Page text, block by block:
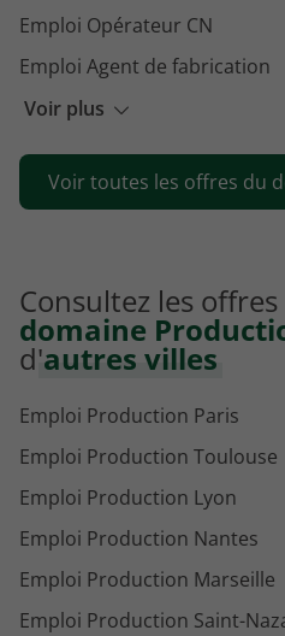
Voir plus
Emploi Opérateur CN
Emploi Agent de fabrication
Emploi Régleur
Emploi Agent de
Emploi Métallier
Voir toutes les offres du
Consultez les
domaine
d'autres villes
Emploi Production Paris
Emploi Production Toulouse
Emploi Production Lyon
Emploi Production Nantes
Emploi Production Marseille
Emploi Production Saint-